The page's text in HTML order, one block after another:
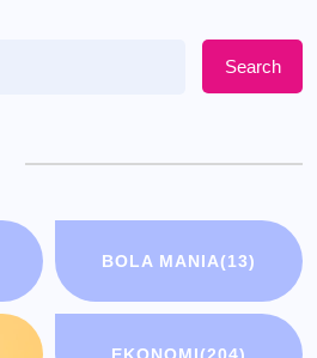
Search
BOLA MANIA(13)